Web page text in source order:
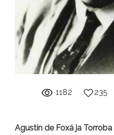
1182 235
Agustín de Foxá ja Torroba